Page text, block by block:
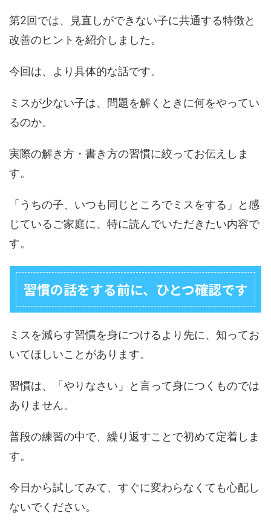
第2回では、見直しができない子に共通する特徴と
改善のヒントを紹介しました。
今回は、より具体的な話です。
ミスが少ない子は、問題を解くときに何をやってい
るのか。
実際の解き方・書き方の習慣に絞ってお伝えしま
す。
「うちの子、いつも同じところでミスをする」と感
じているご家庭に、特に読んでいただきたい内容で
す。
習慣の話をする前に、ひとつ確認です
ミスを減らす習慣を身につけるより先に、知ってお
いてほしいことがあります。
習慣は、「やりなさい」と言って身につくものでは
ありません。
普段の練習の中で、繰り返すことで初めて定着しま
す。
今日から試してみて、すぐに変わらなくても心配し
ないでください。